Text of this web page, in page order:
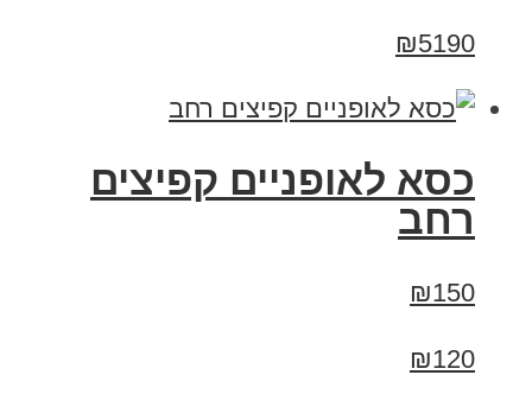
₪5190
כסא לאופניים קפיצים
רחב
₪150
₪120